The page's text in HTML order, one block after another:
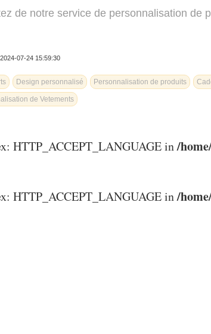
de notre service de personnalisation de
07-24 15:59:30
Design personnalisé Personnalisation de produits
de Vetements
HTTP_ACCEPT_LANGUAGE in/
HTTP_ACCEPT_LANGUAGE in/